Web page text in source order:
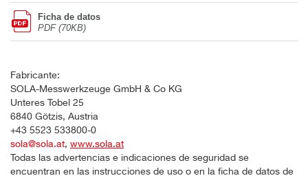
Ficha de datos
PDF (70KB)
Fabricante:
SOLA-Messwerkzeuge GmbH & Co KG
Unteres Tobel 25
6840 Götzis, Austria
+43 5523 533800-0
sola@sola.at, www.sola.at
Todas las advertencias e indicaciones de seguridad se
encuentran en las instrucciones de uso o en la ficha de datos de